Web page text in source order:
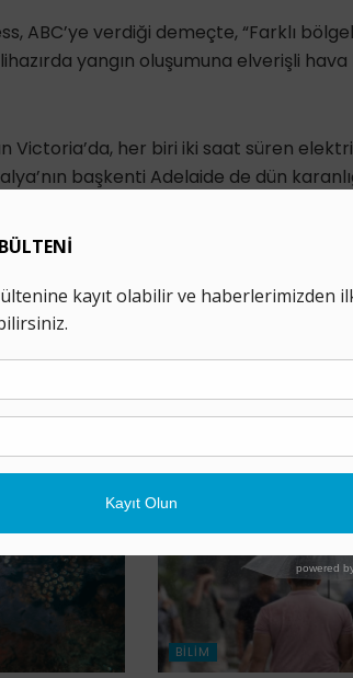
ABC’ye verdiği demeçte, “Farklı
yangın oluşumuna elverişli
Victoria’da, her biri iki saat süren
başkenti Adelaide de dün
yılındaki rekor sıcaklıkları geride
Google'da tercih edilen kaynak olarak
BILIM